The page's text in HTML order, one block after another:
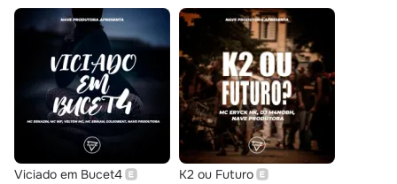
Viciado em Bucet4 K2 ou Futuro